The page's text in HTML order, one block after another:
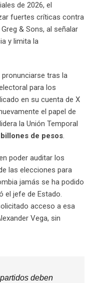
de 2026, el
fuertes críticas contra
& Sons, al señalar
y limita la
tras la
para los
en su cuenta de X
el papel de
la Unión Temporal
de pesos.
poder auditar los
las elecciones para
jamás se ha podido
el jefe de Estado.
acceso a esa
Vega, sin
deben